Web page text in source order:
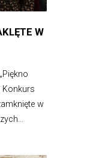
W
Konkurs
w